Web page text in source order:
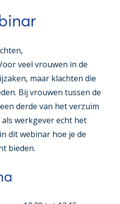
veel vrouwen in de
maar klachten die
Bij vrouwen tussen de
derde van het verzuim
werkgever echt het
dit webinar hoe je de
bieden.